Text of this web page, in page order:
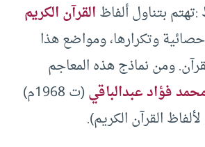
:تهتم بتناول ألفاظالقرآن الكريم
وتكرارها، ومواضع هذا
ومن نماذج هذه المعاجم
فؤاد عبدالباقي
(ت 1968م)
القرآن الكريم).